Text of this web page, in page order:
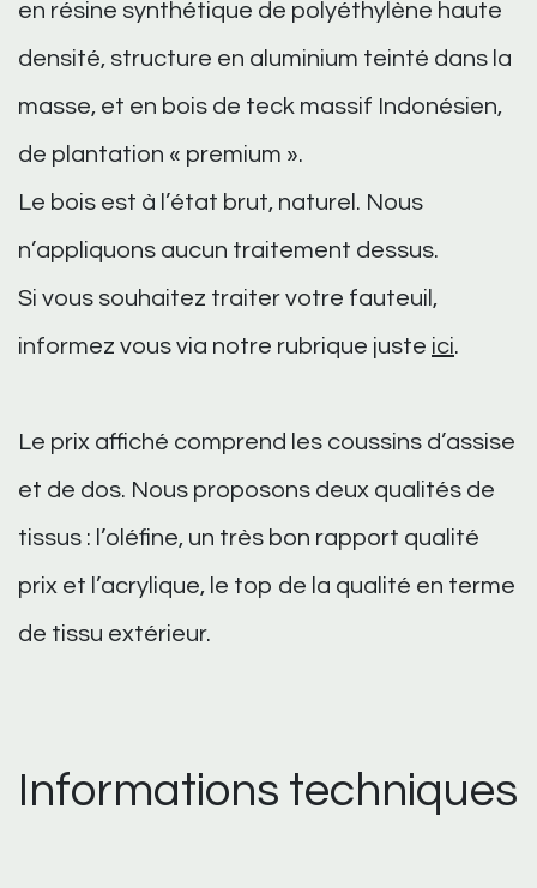
en résine synthétique de polyéthylène haute
densité, structure en aluminium teinté dans la
masse, et en bois de teck massif Indonésien,
de plantation « premium ».
Le bois est à l’état brut, naturel. Nous
n’appliquons aucun traitement dessus.
Si vous souhaitez traiter votre fauteuil,
informez vous via notre rubrique juste ici.
Le prix affiché comprend les coussins d’assise
et de dos. Nous proposons deux qualités de
tissus : l’oléfine, un très bon rapport qualité
prix et l’acrylique, le top de la qualité en terme
de tissu extérieur.
Informations techniques